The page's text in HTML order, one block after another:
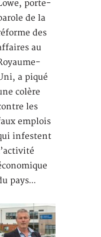
porte-
de la
des
au
a piqué
colère
les
emplois
infestent
pays…